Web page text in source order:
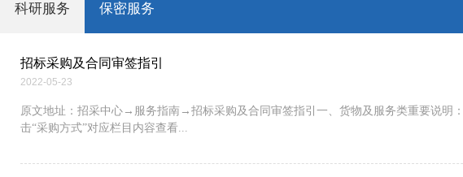
科研服务 保密服务
招标采购及合同审签指引
2022-05-23
原文地址：招采中心→服务指南→招标采购及合同审签指引一、货物及服务类重要说明
击“采购方式”对应栏目内容查看...